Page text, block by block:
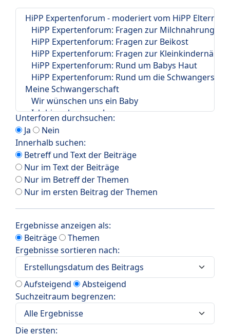
Unterforen durchsuchen:
Ja
Nein
Innerhalb suchen:
Betreff und Text der Beiträge
Nur im Text der Beiträge
Nur im Betreff der Themen
Nur im ersten Beitrag der Themen
Ergebnisse anzeigen als:
Beiträge
Themen
Ergebnisse sortieren nach:
Aufsteigend
Absteigend
Suchzeitraum begrenzen:
Die ersten: